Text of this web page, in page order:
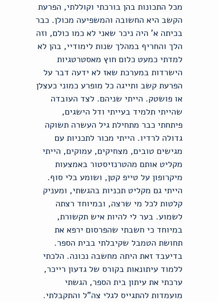
מכל התכונות בהן בורכתי וקוללתי, הפרעת
הקשב היא החשובה והמשפיעה מכולן. כבר
בכיתה א' היה ניכר שאני לא כמו כולם, וזה
הלך והחריף במהלך שנות לימודיי, בהן לא
למדתי כמעט כלום חוץ מאסטרטגיות
הישרדות במערכת שאז לא ידעה דבר על
הפרעת קשב ותייגה כל מופרע כמוני כעצלן
או פושטק. הייתי שניהם. לצד העובדה
שהייתי תלמיד בעייתי ודל הישגים,
פיתחתי כבר מתחילת גיל העשרה תשוקה
גדולה לרדיו. הייתי מכור לתכניות עם
מגישים טובים, מצחיקים, עמוקים, הייתי
מקליט אותם מהטרנזיסטור באמצעות
מיקרופון על טייפ קטן, ושומע בלי סוף.
הייתי גם מקליט תכניות בהגשתי, ומעניק
קלטות לכל מי שרצה, ובמיוחד רצתה
לשמוע. בער לי להיות איש תקשורת,
במיוחד כי חשבתי שהפרסום ירפא את
תחושת הטמבל שקיבלתי בבית הספר.
בדיעבד זאת היתה מחשבה נכונה. הלכתי
ללמוד עיתונאות בקורס של גדעון רייכר,
ערכתי את עיתון בית הספר, הגשתי
מועמדות להתגייס לגלי צה"ל והתקבלתי.